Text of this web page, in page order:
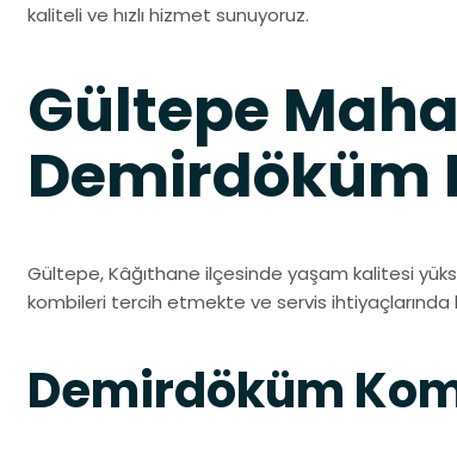
kaliteli ve hızlı hizmet sunuyoruz.
Gültepe
Demirdöküm
Gültepe, Kâğıthane ilçesinde yaşam kalitesi
kombileri tercih etmekte ve servis
Demirdöküm